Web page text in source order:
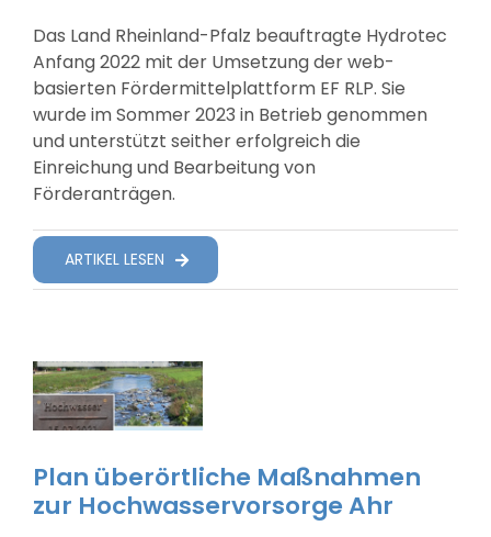
Das Land Rheinland-Pfalz beauftragte Hydrotec
Anfang 2022 mit der Umsetzung der web-
basierten Fördermittelplattform EF RLP. Sie
wurde im Sommer 2023 in Betrieb genommen
und unterstützt seither erfolgreich die
Einreichung und Bearbeitung von
Förderanträgen.
ARTIKEL LESEN
Plan überörtliche Maßnahmen
zur Hochwasservorsorge Ahr